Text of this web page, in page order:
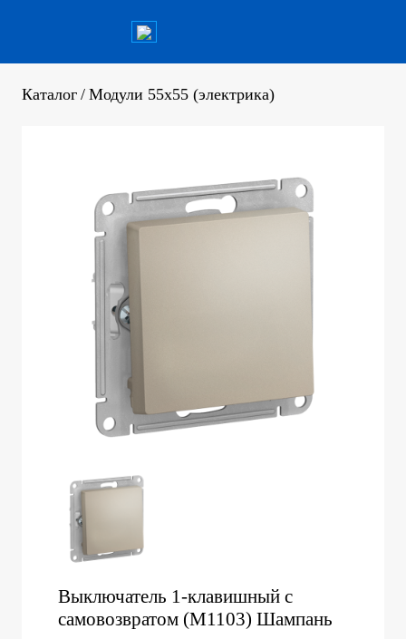
Каталог / Модули 55x55 (электрика)
Выключатель 1-клавишный с
самовозвратом (M1103) Шампань